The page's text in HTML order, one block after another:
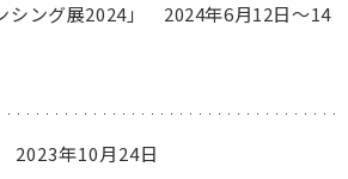
シング展2024」 2024年6月12日～14
2023年10月24日